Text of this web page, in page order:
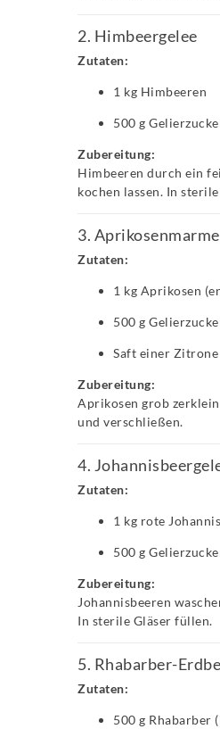
2. Himbeergelee
Zutaten:
1 kg Himbeeren
500 g
Zubereitung:
Himbeeren durch ein
kochen lassen. In
3.
Zutaten:
1 kg Aprikosen
500 g
Saft einer Zitrone
Zubereitung:
Aprikosen grob
und verschließen.
4.
Zutaten:
1 kg rote
500 g
Zubereitung:
Johannisbeeren
In sterile Gläser füllen.
5. Rhabarber-
Zutaten:
500 g Rhabarber